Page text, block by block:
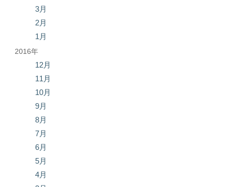
3月
2月
1月
2016年
12月
11月
10月
9月
8月
7月
6月
5月
4月